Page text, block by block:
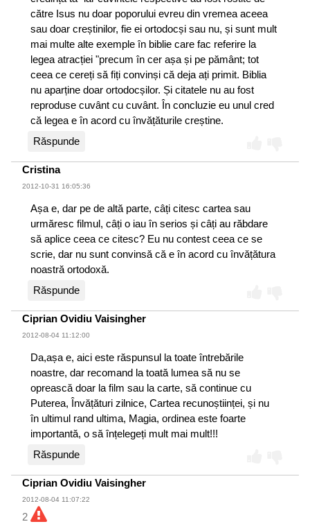
către Isus nu doar poporului evreu din vremea aceea
sau doar creștinilor, fie ei ortodocși sau nu, și sunt mult
mai multe alte exemple în biblie care fac referire la
legea atracției "precum în cer așa și pe pământ; tot
ceea ce cereți să fiți convinși că deja ați primit. Biblia
nu aparține doar ortodocșilor. Și citatele nu au fost
reproduse cuvânt cu cuvânt. În concluzie eu unul cred
că legea e în acord cu învățăturile creștine.
Răspunde
Cristina
2012-10-31 16:05:36
Așa e, dar pe de altă parte, câți citesc cartea sau
urmăresc filmul, câți o iau în serios și câți au răbdare
să aplice ceea ce citesc? Eu nu contest ceea ce se
scrie, dar nu sunt convinsă că e în acord cu învățătura
noastră ortodoxă.
Răspunde
Ciprian Ovidiu Vaisingher
2012-08-04 11:12:00
Da,așa e, aici este răspunsul la toate întrebările
noastre, dar recomand la toată lumea să nu se
oprească doar la film sau la carte, să continue cu
Puterea, Învățături zilnice, Cartea recunoștiinței, și nu
în ultimul rand ultima, Magia, ordinea este foarte
importantă, o să înțelegeți mult mai mult!!!
Răspunde
Ciprian Ovidiu Vaisingher
2012-08-04 11:07:22
2